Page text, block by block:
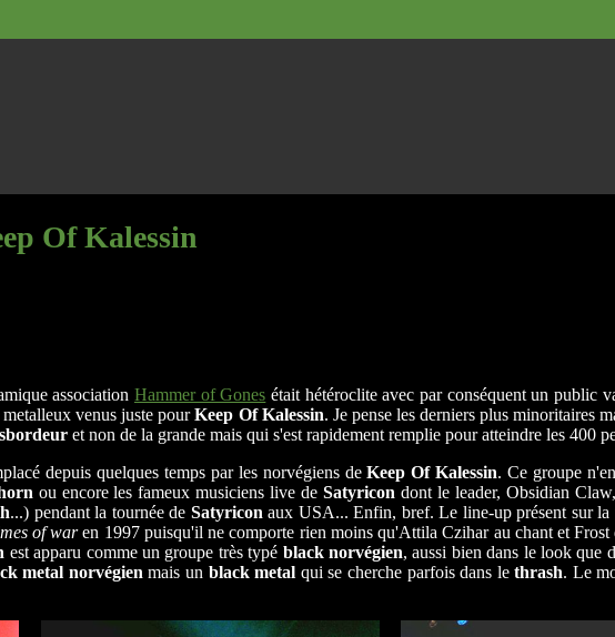
Of Kalessin
association Hammer of Gones était hétéroclite avec par conséquent un public
venus juste pourKeep Of Kalessin. Je pense les derniers plus minoritaires
et non de la grande mais qui s'est rapidement remplie pour atteindre les 400
depuis quelques temps par les norvégiens deKeep Of Kalessin. Ce groupe
ou encore les fameux musiciens live deSatyricon dont le leader, Obsidian
...) pendant la tournée de Satyricon aux USA... Enfin, bref. Le line-up présent sur la
of waren 1997 puisqu'il ne comporte rien moins qu'Attila Czihar au chant et Frost
est apparu comme un groupe très typé black norvégien, aussi bien dans le look que
metal norvégien mais un black metal qui se cherche parfois dans lethrash. Le